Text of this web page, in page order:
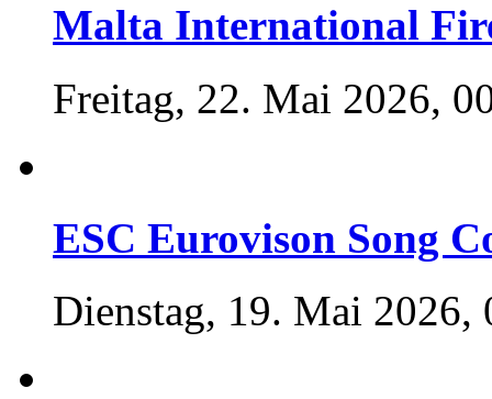
Malta International
Freitag, 22. Mai 2026,
ESC Eurovison Song
Dienstag, 19. Mai 2026,